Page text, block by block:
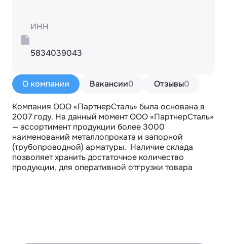
О компании Вакансии0 Отзывы0
Компания ООО «ПартнерСталь» была основана в
2007 году. На данный момент ООО «ПартнерСталь»
— ассортимент продукции более 3000
наименований металлопроката и запорной
(трубопроводной) арматуры.  Наличие склада
позволяет хранить достаточное количество
продукции, для оперативной отгрузки товара
ИНН
5834039043